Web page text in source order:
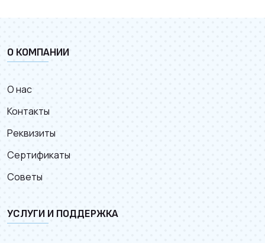
О КОМПАНИИ
О нас
Контакты
Реквизиты
Сертификаты
Советы
УСЛУГИ И ПОДДЕРЖКА